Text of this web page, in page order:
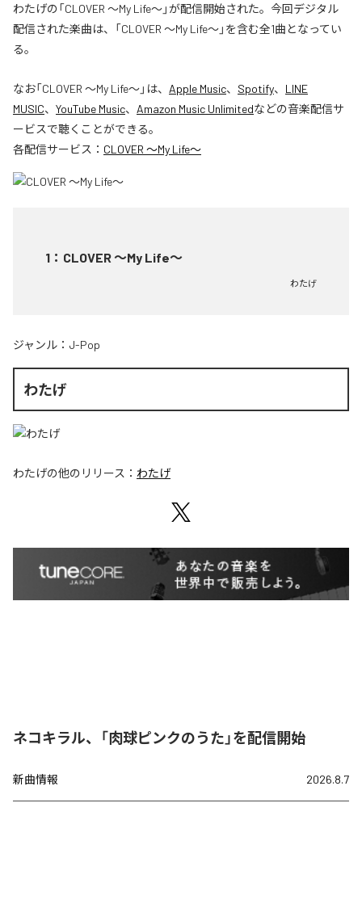
わたげの「CLOVER ～My Life～」が配信開始された。今回デジタル
配信された楽曲は、「CLOVER ～My Life～」を含む全1曲となってい
る。
なお「CLOVER ～My Life～」は、 Apple Music、 Spotify、 LINE
MUSIC、 YouTube Music、 Amazon Music Unlimitedなどの音楽配信サ
ービスで聴くことができる。
各配信サービス： CLOVER ～My Life～
1 ： CLOVER ～My Life～
わたげ
ジャンル： J-Pop
わたげ
わたげの他のリリース： わたげ
ネコキラル、「肉球ピンクのうた」を配信開始
新曲情報 2026.8.7